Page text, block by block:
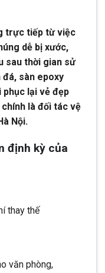
trực tiếp từ việc
dễ bị xước,
sau thời gian sử
đá, sàn epoxy
phục lại vẻ đẹp
là đối tác vệ
Nội.
định kỳ của
thay thế
văn phòng,